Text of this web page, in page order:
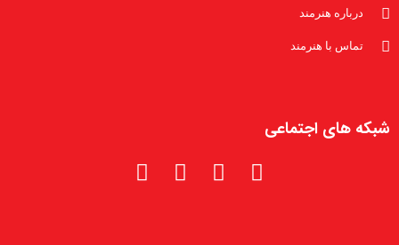
درباره هنرمند
تماس با هنرمند
شبکه های اجتماعی